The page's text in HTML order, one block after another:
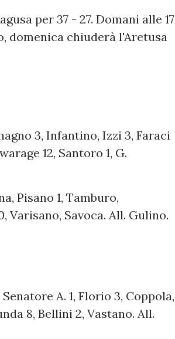
per 37 - 27. Domani alle 17
domenica chiuderà l'Aretusa
3, Infantino, Izzi 3, Faraci
12, Santoro 1, G.
Pisano 1, Tamburo,
Varisano, Savoca. All. Gulino.
A. 1, Florio 3, Coppola,
8, Bellini 2, Vastano. All.